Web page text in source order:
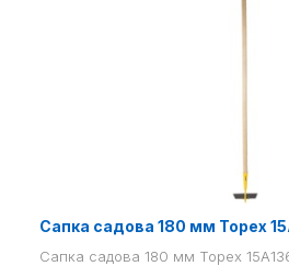
Сапка садова 180 мм Topex
Сапка садова 180 мм Topex